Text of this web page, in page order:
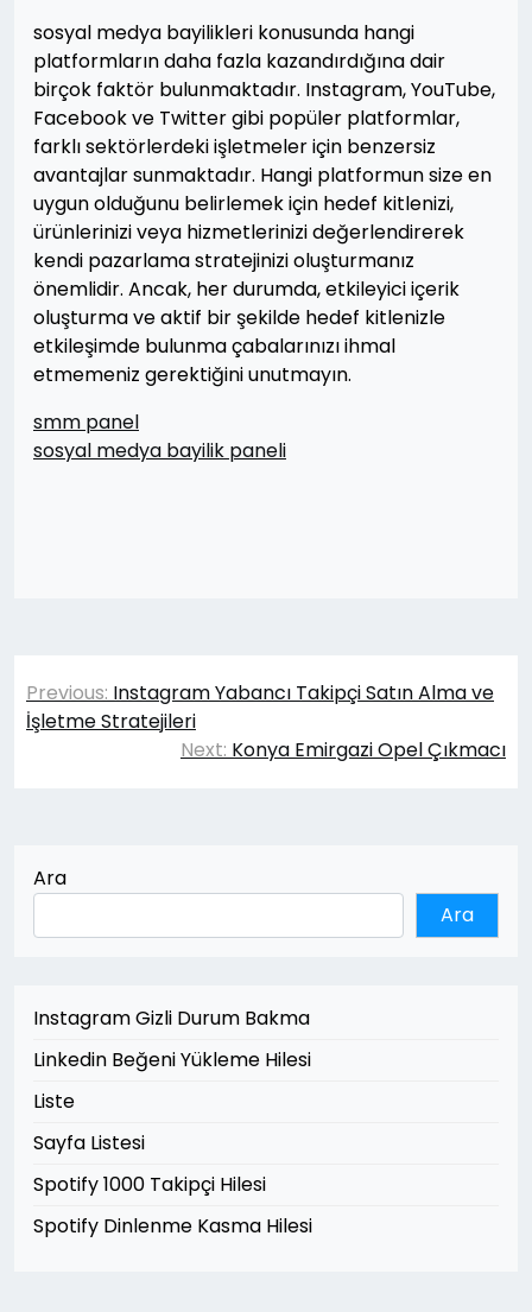
sosyal medya bayilikleri konusunda hangi
platformların daha fazla kazandırdığına dair
birçok faktör bulunmaktadır. Instagram, YouTube,
Facebook ve Twitter gibi popüler platformlar,
farklı sektörlerdeki işletmeler için benzersiz
avantajlar sunmaktadır. Hangi platformun size en
uygun olduğunu belirlemek için hedef kitlenizi,
ürünlerinizi veya hizmetlerinizi değerlendirerek
kendi pazarlama stratejinizi oluşturmanız
önemlidir. Ancak, her durumda, etkileyici içerik
oluşturma ve aktif bir şekilde hedef kitlenizle
etkileşimde bulunma çabalarınızı ihmal
etmemeniz gerektiğini unutmayın.
smm panel
sosyal medya bayilik paneli
Yazı
gezinmesi
Previous: Instagram Yabancı Takipçi Satın Alma ve
İşletme Stratejileri
Next: Konya Emirgazi Opel Çıkmacı
Ara
Ara
Instagram Gizli Durum Bakma
Linkedin Beğeni Yükleme Hilesi
Liste
Sayfa Listesi
Spotify 1000 Takipçi Hilesi
Spotify Dinlenme Kasma Hilesi